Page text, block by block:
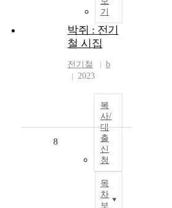
기
박쥐 : 전기
철 시집
전기철
b
2023
복
사/
대
출
신
청
목
차
보
8